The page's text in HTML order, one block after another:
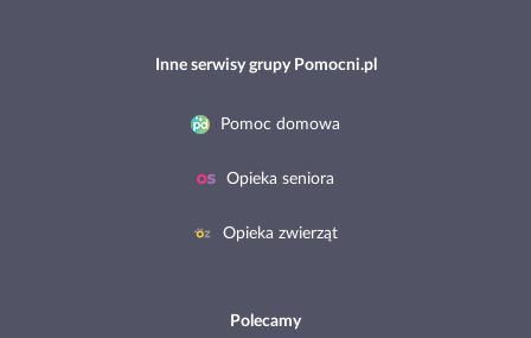
Inne serwisy grupy Pomocni.pl
Pomoc domowa
Opieka seniora
Opieka zwierząt
Polecamy